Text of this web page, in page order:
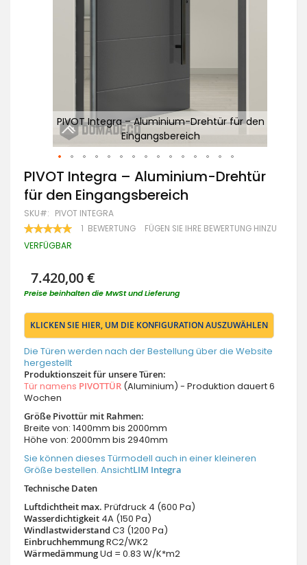
PIVOT Integra – Aluminium-Drehtür für den
Eingangsbereich
Zum
Anfang
der
Bildgalerie
springen
PIVOT Integra – Aluminium-Drehtür
für den Eingangsbereich
SKU PIVOT INTEGRA
BEWERTUNG:
100
1 BEWERTUNG FÜGEN SIE IHRE BEWERTUNG HINZU
VERFÜGBAR
7.420,00 €
Preise beinhalten die MwSt und Lieferung
KLICKEN SIE HIER, UM DIE KONFIGURATION AUSZUWÄHLEN
Die Türen werden nach der Bestellung über die Website
hergestellt
Produktionszeit für unsere Türen:
Tür namens PIVOTTÜR (Aluminium) - Produktion dauert 6
Wochen
Größe Pivottür mit Rahmen:
Breite von: 1400mm bis 2000mm
Höhe von: 2000mm bis 2940mm
Sie können dieses Türmodell auch in einer kleineren
Größe bestellen. AnsichtLIM Integra
Technische Daten
Luftdichtheit max. Prüfdruck 4 (600 Pa)
Wasserdichtigkeit 4A (150 Pa)
Windlastwiderstand C3 (1200 Pa)
EinbruchhemmungRC2/WK2
WärmedämmungUd = 0.83 W/K*m2